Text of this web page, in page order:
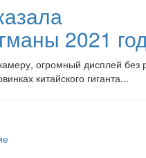
2021
огромный дисплей без
китайского гиганта...